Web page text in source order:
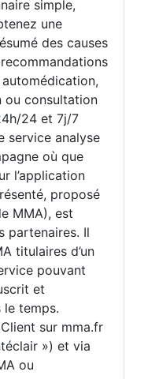
simple,
une
des causes
ou consultation
24 et 7j/7
service analyse
où que
l’application
proposé
MMA), est
partenaires. Il
titulaires d’un
pouvant
et
le temps.
sur mma.fr
») et via
ou